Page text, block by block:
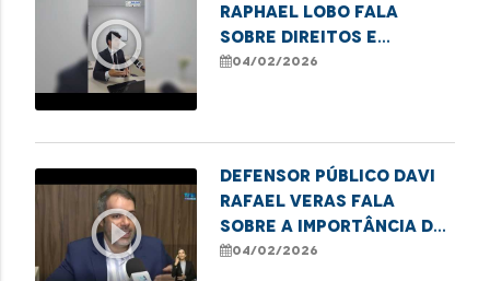
play_circle_outline
Raphael Lobo fala
sobre direitos e
deveres na pensão
04/02/2026
play_circle_outline
Defensor público Davi
Rafael Veras fala
sobre a importância da
lei Infância e
04/02/2026